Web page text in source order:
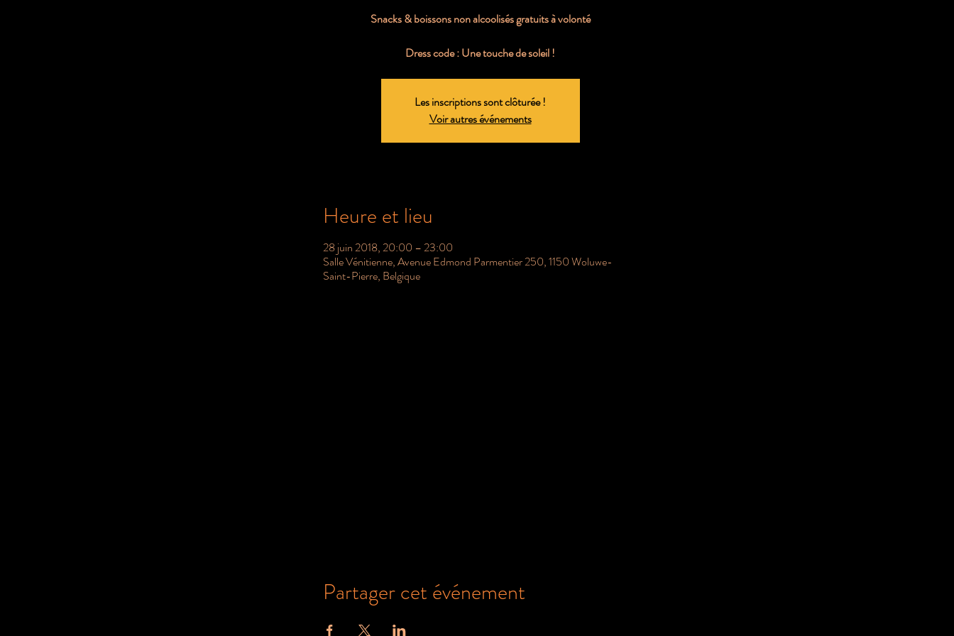
Snacks & boissons non alcoolisés gratuits à volonté
Dress code : Une touche de soleil !
Les inscriptions sont clôturée !
Voir autres événements
Heure et lieu
28 juin 2018, 20:00 – 23:00
Salle Vénitienne, Avenue Edmond Parmentier 250, 1150 Woluwe-
Saint-Pierre, Belgique
Partager cet événement